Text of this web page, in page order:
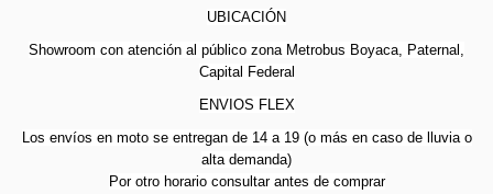
UBICACIÓN
Showroom con atención al público zona Metrobus Boyaca, Paternal,
Capital Federal
ENVIOS FLEX
Los envíos en moto se entregan de 14 a 19 (o más en caso de lluvia o
alta demanda)
Por otro horario consultar antes de comprar